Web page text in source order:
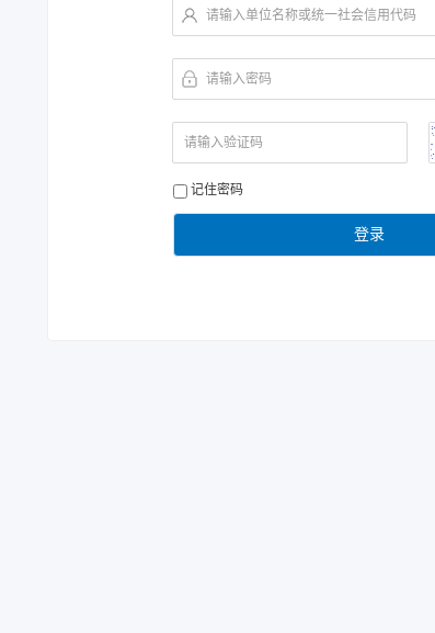
请输入单位名称或统一社会信用代码
请输入密码
请输入验证码
记住密码
登录